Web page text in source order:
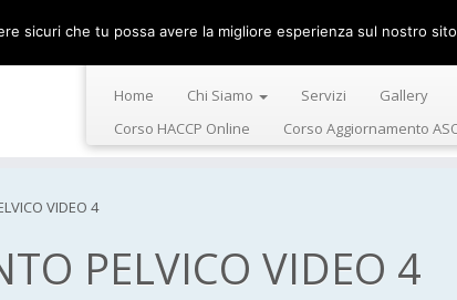
Home Chi Siamo Servizi Gallery
Corso HACCP Online
Corso Aggiornamento
VIDEO 4
PELVICO VIDEO 4
sicuri che tu possa avere la migliore esperienza sul nostro